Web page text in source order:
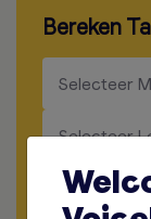
Bereken
Selecteer
Selecteer
Opname